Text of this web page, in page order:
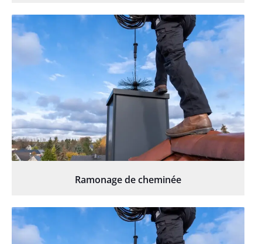
Ramonage de cheminée